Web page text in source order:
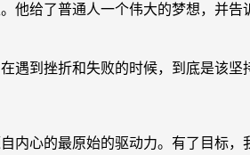
他给了普通人一个伟大的梦想，并
到挫折和失败的时候，到底是该坚
心的最原始的驱动力。有了目标，